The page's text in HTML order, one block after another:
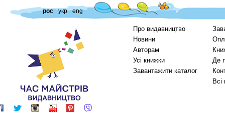
рос укр eng
Про видавництво
Новини
Авторам
Усі книжки
Завантажити каталог
Де